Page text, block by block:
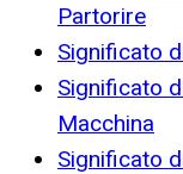
Partorire
Significato
Significato
Macchina
Significato